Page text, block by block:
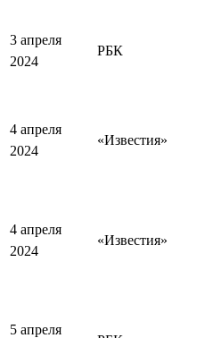
3 апреля
2024
РБК
4 апреля
2024
«Известия»
4 апреля
2024
«Известия»
5 апреля